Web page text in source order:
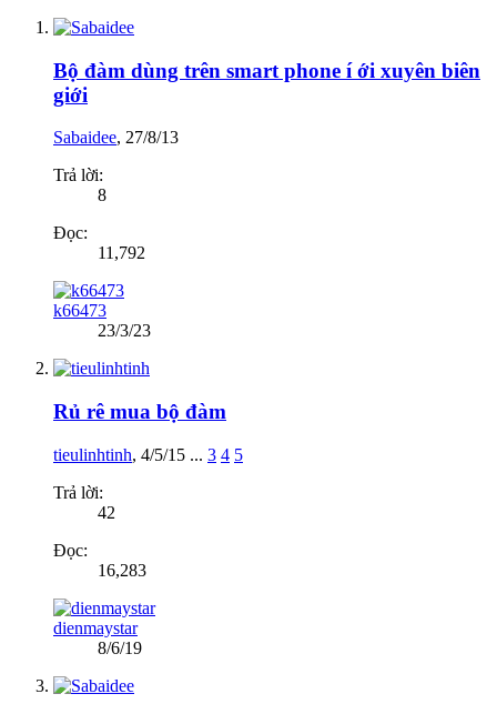
Bộ đàm dùng trên smart phone í ới xuyên biên
giới
Sabaidee, 27/8/13
Trả lời:
8
Đọc:
11,792
k66473
23/3/23
Rủ rê mua bộ đàm
tieulinhtinh, 4/5/15 ... 3 4 5
Trả lời:
42
Đọc:
16,283
dienmaystar
8/6/19